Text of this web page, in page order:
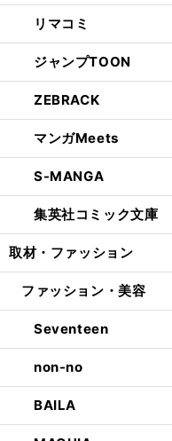
リマコミ
ジャンプTOON
ZEBRACK
マンガMeets
S-MANGA
集英社コミック文庫
取材・ファッション
ファッション・美容
Seventeen
non-no
BAILA